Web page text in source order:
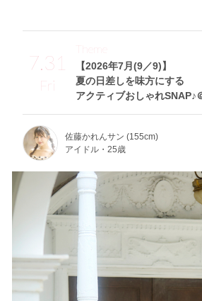
7.31
Fri
【2026年7月(9／9)】
夏の日差しを味方にする
アクティブおしゃれSNAP♪
Theme
佐藤かれんサン (155cm)
アイドル・25歳